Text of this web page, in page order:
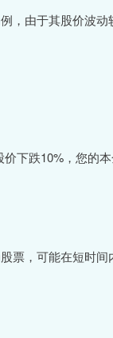
，由于其股价波
下跌10%，您的
票，可能在短时